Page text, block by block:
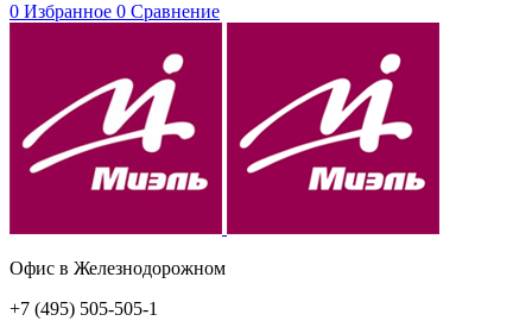
0 Избранное 0 Сравнение
Офис в Железнодорожном
+7 (495) 505-505-1